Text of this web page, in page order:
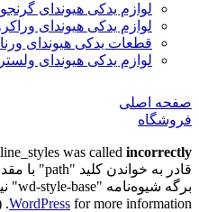
لوازم یدکی هیوندای
لوازم یدکی هیوندای
قطعات یدکی هیوندای ورنا
لوازم یدکی هیوندای ولستر
صفحه اصلی
فروشگاه
was called incorrectly
برگه شیوه‌نامه "wd-style-base" نیستیم. Please see
WordPress